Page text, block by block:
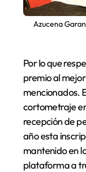
Azucena
Por lo que
premio al
mencionados.
cortometraje
recepción de
año esta
mantenido en
plataforma a